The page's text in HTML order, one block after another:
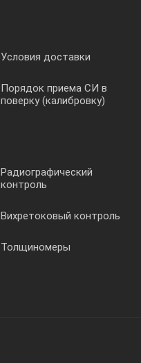
Условия доставки
Порядок приема СИ в
поверку (калибровку)
Радиографический
контроль
Вихретоковый контроль
Толщиномеры